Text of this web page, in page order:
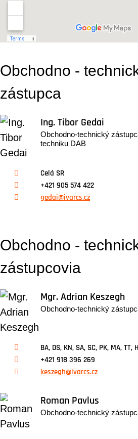
Obchodno -
zástupca
Ing. Tibor Gedai
Obchodno-technický
techniku DAB
Celá SR
+421 905 574 422
gedai@ivarcs.cz
Obchodno -
zástupcovia
Mgr. Adrian Keszegh
Obchodno-technický
BA, DS, KN, SA, SC, PK, MA, TT,
+421 918 396 269
keszegh@ivarcs.cz
Roman Pavlus
Obchodno-technický